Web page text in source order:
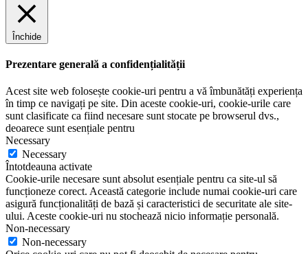
Închide
Prezentare generală a confidențialității
Acest site web folosește cookie-uri pentru a vă îmbunătăți experiența
în timp ce navigați pe site. Din aceste cookie-uri, cookie-urile care
sunt clasificate ca fiind necesare sunt stocate pe browserul dvs.,
deoarece sunt esențiale pentru
Necessary
Necessary
Întotdeauna activate
Cookie-urile necesare sunt absolut esențiale pentru ca site-ul să
funcționeze corect. Această categorie include numai cookie-uri care
asigură funcționalități de bază și caracteristici de securitate ale site-
ului. Aceste cookie-uri nu stochează nicio informație personală.
Non-necessary
Non-necessary